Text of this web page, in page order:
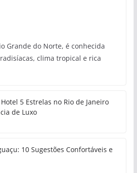
Grande do Norte, é conhecida
clima tropical e rica
5 Estrelas no Rio de Janeiro
de Luxo
10 Sugestões Confortáveis e